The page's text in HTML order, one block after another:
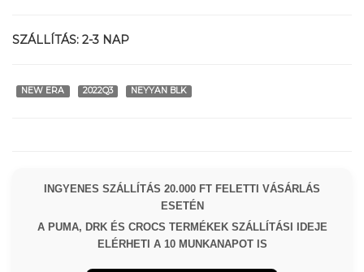
SZÁLLÍTÁS: 2-3 NAP
NEW ERA 2022Q3 NEYYAN BLK
INGYENES SZÁLLÍTÁS 20.000 FT FELETTI VÁSÁRLÁS
ESETÉN
A PUMA, DRK ÉS CROCS TERMÉKEK SZÁLLÍTÁSI IDEJE
ELÉRHETI A 10 MUNKANAPOT IS